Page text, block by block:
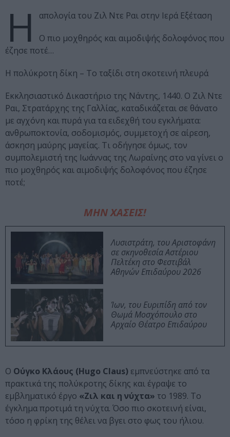
Η
απολογία του Ζιλ Ντε Ραι στην Ιερά Εξέταση
Ο πιο μοχθηρός και αιμοδιψής δολοφόνος που
έζησε ποτέ…
Η πολύκροτη δίκη – Το ταξίδι στη σκοτεινή πλευρά
Εκκλησιαστικό Δικαστήριο της Νάντης, 1440. Ο Ζιλ Ντε
Ραι, Στρατάρχης της Γαλλίας, καταδικάζεται σε θάνατο
με αγχόνη και πυρά για τα ειδεχθή του εγκλήματα:
ανθρωποκτονία, σοδομισμός, συμμετοχή σε αίρεση,
άσκηση μαύρης μαγείας. Τι οδήγησε όμως, τον
συμπολεμιστή της Ιωάννας της Λωραίνης στο να γίνει ο
πιο μοχθηρός και αιμοδιψής δολοφόνος που έζησε
ποτέ;
ΜΗΝ ΧΑΣΕΙΣ!
Λυσιστράτη, του Αριστοφάνη
σε σκηνοθεσία Αστέριου
Πελτέκη στο Φεστιβάλ
Αθηνών Επιδαύρου 2026
Ίων, του Ευριπίδη από τον
Θωμά Μοσχόπουλο στο
Αρχαίο Θέατρο Επιδαύρου
Ο Ούγκο Κλάους (Hugo Claus) εμπνεύστηκε από τα
πρακτικά της πολύκροτης δίκης και έγραψε το
εμβληματικό έργο «Ζιλ και η νύχτα» το 1989. Το
έγκλημα προτιμά τη νύχτα. Όσο πιο σκοτεινή είναι,
τόσο η φρίκη της θέλει να βγει στο φως του ήλιου.